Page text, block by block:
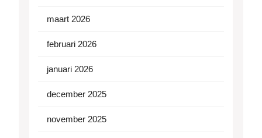
maart 2026
februari 2026
januari 2026
december 2025
november 2025